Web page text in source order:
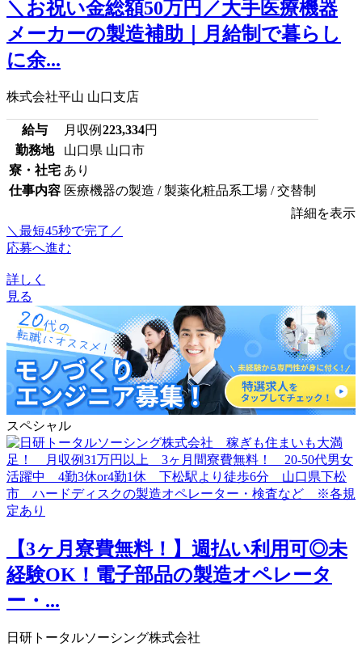
＼お祝い金総額50万円／大手医療機器
メーカーの製造補助｜月給制で暮らし
に余...
株式会社平山 山口支店
給与 月収例 223,334円
勤務地
山口県 山口市
寮・社宅 あり
仕事内容 医療機器の製造 / 製薬化粧品系工場 / 交替制
詳細を表示
＼最短45秒で完了／
応募へ進む
詳しく
見る
スペシャル
【3ヶ月寮費無料！】週払い利用可◎未
経験OK！電子部品の製造オペレータ
ー・...
日研トータルソーシング株式会社